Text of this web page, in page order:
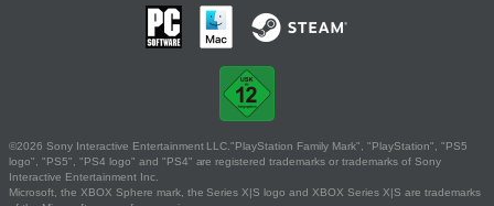
©2026 Sony Interactive Entertainment LLC."PlayStation Family Mark", "PlayStation", "PS5
logo", "PS5", "PS4 logo" and "PS4" are registered trademarks or trademarks of Sony
Interactive Entertainment Inc.
Microsoft, the XBOX Sphere mark, the Series X|S logo and XBOX Series X|S are trademarks